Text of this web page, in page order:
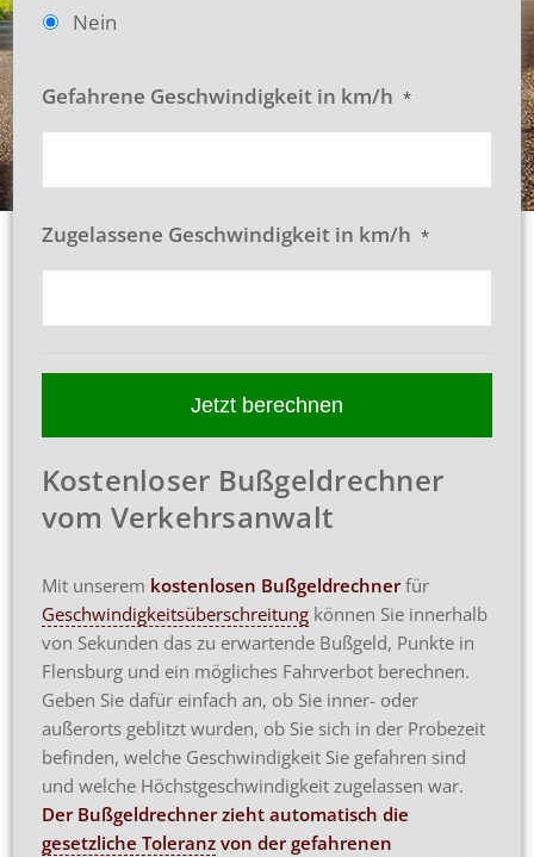
Nein
Gefahrene Geschwindigkeit in km/h *
Zugelassene Geschwindigkeit in km/h *
Kostenloser Bußgeldrechner
vom Verkehrsanwalt
Mit unserem kostenlosen Bußgeldrechnerfür
Geschwindigkeitsüberschreitungkönnen Sie innerhalb
von Sekunden das zu erwartende Bußgeld, Punkte in
Flensburg und ein mögliches Fahrverbot berechnen.
Geben Sie dafür einfach an, ob Sie inner- oder
außerorts geblitzt wurden, ob Sie sich in der Probezeit
befinden, welche Geschwindigkeit Sie gefahren sind
und welche Höchstgeschwindigkeit zugelassen war.
Der Bußgeldrechner zieht automatisch die
gesetzliche Toleranzvon der gefahrenen